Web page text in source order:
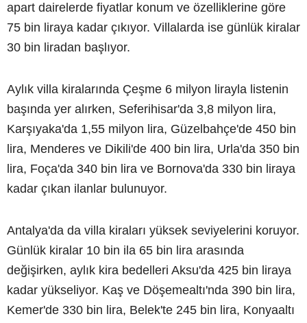
apart dairelerde fiyatlar konum ve özelliklerine göre
75 bin liraya kadar çıkıyor. Villalarda ise günlük kiralar
30 bin liradan başlıyor.
Aylık villa kiralarında Çeşme 6 milyon lirayla listenin
başında yer alırken, Seferihisar'da 3,8 milyon lira,
Karşıyaka'da 1,55 milyon lira, Güzelbahçe'de 450 bin
lira, Menderes ve Dikili'de 400 bin lira, Urla'da 350 bin
lira, Foça'da 340 bin lira ve Bornova'da 330 bin liraya
kadar çıkan ilanlar bulunuyor.
Antalya'da da villa kiraları yüksek seviyelerini koruyor.
Günlük kiralar 10 bin ila 65 bin lira arasında
değişirken, aylık kira bedelleri Aksu'da 425 bin liraya
kadar yükseliyor. Kaş ve Döşemealtı'nda 390 bin lira,
Kemer'de 330 bin lira, Belek'te 245 bin lira, Konyaaltı